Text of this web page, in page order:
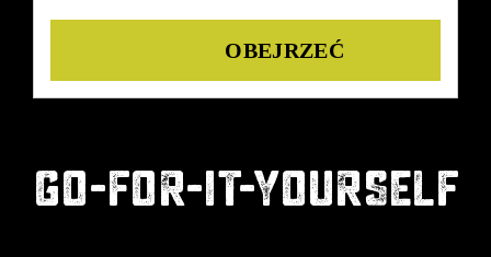
Details
GO-FOR-IT-YOURSELF